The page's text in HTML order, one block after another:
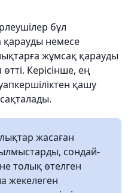
бұл
қарауды немесе
жұмсақ қарауды
Керісінше, ең
қашу
жасаған
сондай-
толық өтелген
жекелеген